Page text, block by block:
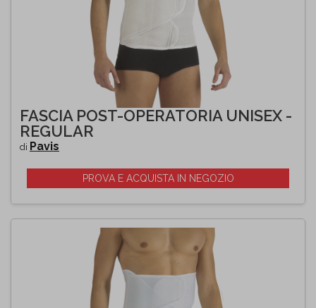
FASCIA POST-OPERATORIA UNISEX -
REGULAR
di Pavis
PROVA E ACQUISTA IN NEGOZIO